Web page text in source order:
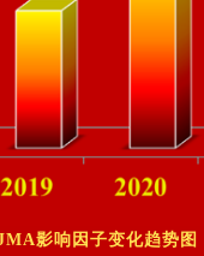
影响因 子变化趋势图